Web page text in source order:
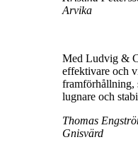
Arvika
Med Ludvig &
effektivare och
framförhållning,
lugnare och
Thomas
Gnisvärd